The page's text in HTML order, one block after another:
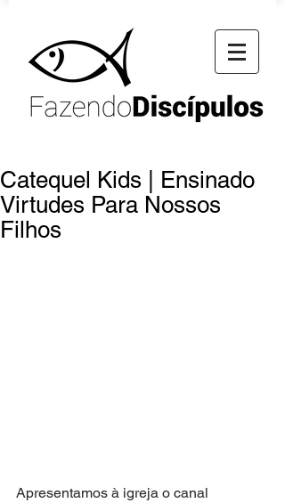
Catequel Kids | Ensinado
Virtudes Para Nossos
Filhos
Apresentamos à igreja o canal